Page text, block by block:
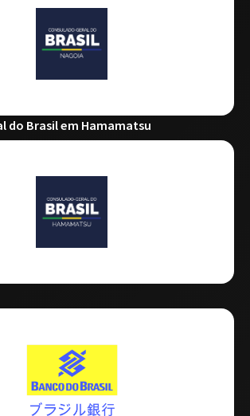
do Brasil em Hamamatsu